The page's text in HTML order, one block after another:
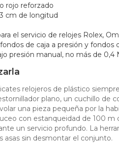
rojo reforzado
cm de longitud
el servicio de relojes Rolex,
de caja a presión y fondos
presión manual, no más de
relojeros de plástico
plano, un cuchillo de
una pieza pequeña por la
con estanqueidad de 100
un servicio profundo. La
asas sin desmontar el conjunto.